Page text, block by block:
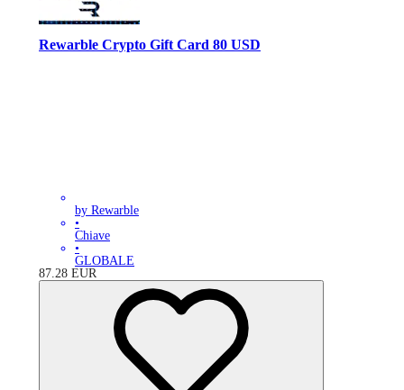
Rewarble Crypto Gift Card 80 USD
by Rewarble
•
Chiave
•
GLOBALE
87.28 EUR